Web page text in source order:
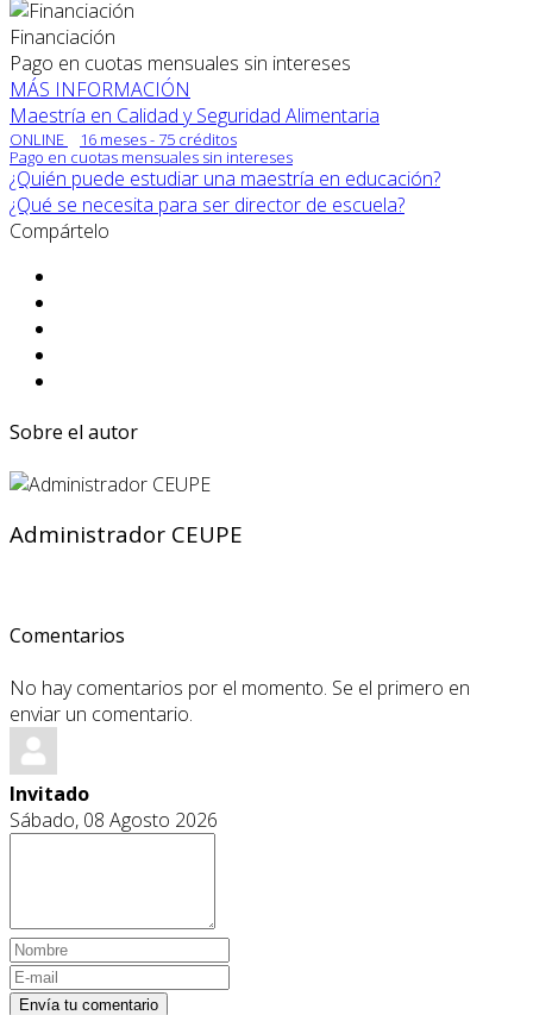
Financiación
Pago en cuotas mensuales sin intereses
MÁS INFORMACIÓN
Maestría en Calidad y Seguridad Alimentaria
ONLINE
16 meses - 75 créditos
Pago en cuotas mensuales sin intereses
¿Quién puede estudiar una maestría en educación?
¿Qué se necesita para ser director de escuela?
Compártelo
Sobre el autor
Administrador CEUPE
Comentarios
No hay comentarios por el momento. Se el primero en
enviar un comentario.
Invitado
Sábado, 08 Agosto 2026
Envía tu comentario